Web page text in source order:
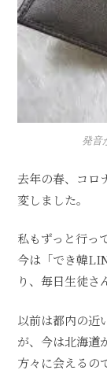
発音
去年の春、コロ
変しました。
私もずっと行っ
今は「でき韓
り、毎日生徒さ
以前は都内の近
が、今は北海道
方々に会えるの